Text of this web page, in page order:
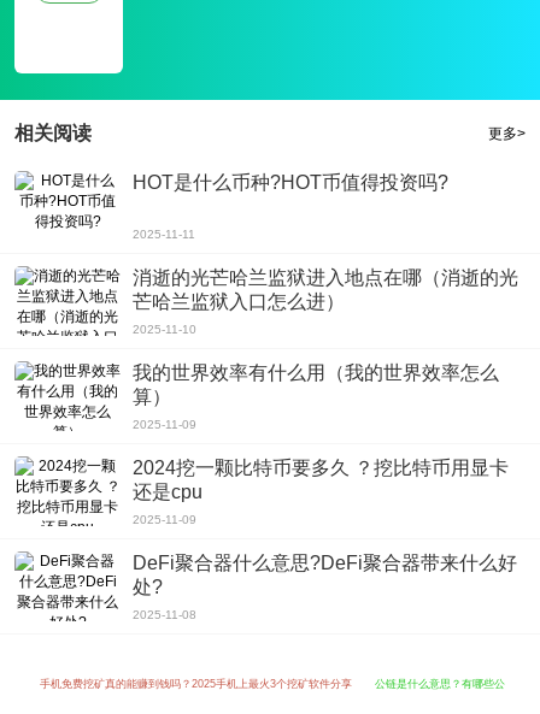
1、选择各种酷神翼操作，各方面的境界都可以选择;
2、许多完美的外貌特征可以体验感情，对提高各种战斗力起到很好的作用;
3、封神记官网最新版手游有各种精彩的战斗杀戮，以及许多精湛的战斗经验可
相关阅读 更多>
HOT是什么币种?HOT币值得投资吗?
2025-11-11
消逝的光芒哈兰监狱进入地点在哪（消逝的光
芒哈兰监狱入口怎么进）
2025-11-10
我的世界效率有什么用（我的世界效率怎么
算）
2025-11-09
2024挖一颗比特币要多久 ？挖比特币用显卡
还是cpu
2025-11-09
DeFi聚合器什么意思?DeFi聚合器带来什么好
处?
2025-11-08
手机免费挖矿真的能赚到钱吗？2025手机上最火3个挖矿软件分享 公链是什么意思？有哪些公